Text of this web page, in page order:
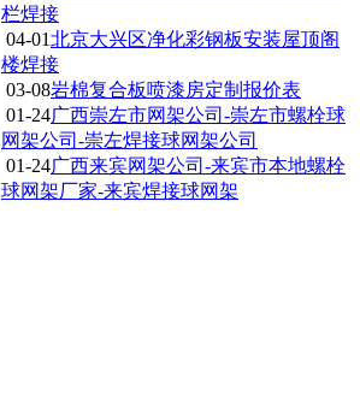
栏焊接
04-01北京大兴区净化彩钢板安装屋顶阁
楼焊接
03-08岩棉复合板喷漆房定制报价表
01-24广西崇左市网架公司-崇左市螺栓球
网架公司-崇左焊接球网架公司
01-24广西来宾网架公司-来宾市本地螺栓
球网架厂家-来宾焊接球网架